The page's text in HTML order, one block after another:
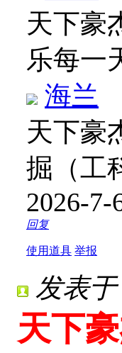
天下豪
乐每一
海兰
天下豪
掘（工
2026-7-
回复
使用道具 举报
发表于
天下